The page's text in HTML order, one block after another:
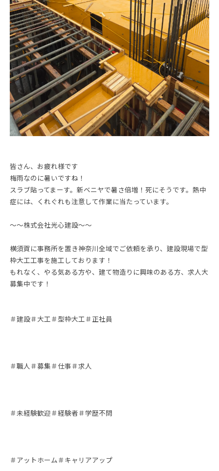
皆さん、お疲れ様です
梅雨なのに暑いですね！
スラブ貼ってまーす。新ベニヤで暑さ倍増！死にそうです。熱中
症には、くれぐれも注意して作業に当たっています。
～～株式会社光心建設～～
横須賀に事務所を置き神奈川全域でご依頼を承り、建設現場で型
枠大工工事を施工しております！
もれなく、やる気ある方や、建て物造りに興味のある方、求人大
募集中です！
＃建設＃大工＃型枠大工＃正社員
＃職人＃募集＃仕事＃求人
＃未経験歓迎＃経験者＃学歴不問
＃アットホーム＃キャリアアップ